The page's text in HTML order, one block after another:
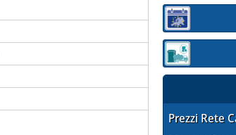
Sezione:
Sezione:
Prezzi Rete